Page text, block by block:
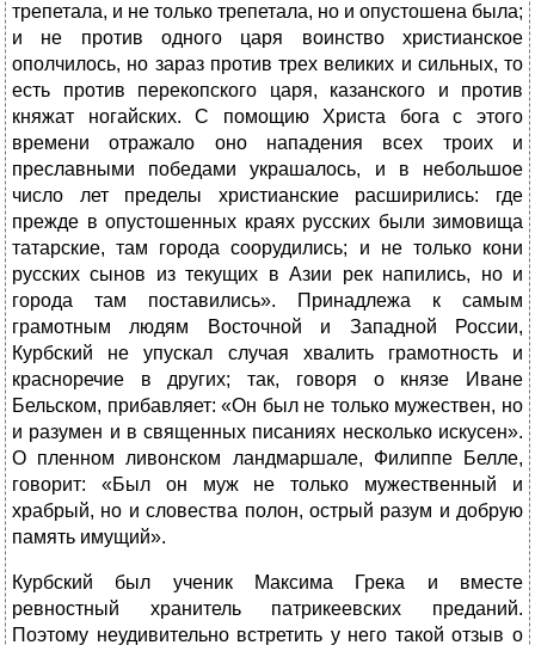
трепетала, и не только трепетала, но и опустошена была;
и не против одного царя воинство христианское
ополчилось, но зараз против трех великих и сильных, то
есть против перекопского царя, казанского и против
княжат ногайских. С помощию Христа бога с этого
времени отражало оно нападения всех троих и
преславными победами украшалось, и в небольшое
число лет пределы христианские расширились: где
прежде в опустошенных краях русских были зимовища
татарские, там города соорудились; и не только кони
русских сынов из текущих в Азии рек напились, но и
города там поставились». Принадлежа к самым
грамотным людям Восточной и Западной России,
Курбский не упускал случая хвалить грамотность и
красноречие в других; так, говоря о князе Иване
Бельском, прибавляет: «Он был не только мужествен, но
и разумен и в священных писаниях несколько искусен».
О пленном ливонском ландмаршале, Филиппе Белле,
говорит: «Был он муж не только мужественный и
храбрый, но и словества полон, острый разум и добрую
память имущий».
Курбский был ученик Максима Грека и вместе
ревностный хранитель патрикеевских преданий.
Поэтому неудивительно встретить у него такой отзыв о